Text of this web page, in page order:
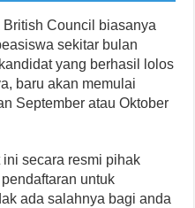
Council biasanya
sekitar bulan
yang berhasil lolos
baru akan memulai
September atau Oktober
secara resmi pihak
untuk
ada salahnya bagi anda